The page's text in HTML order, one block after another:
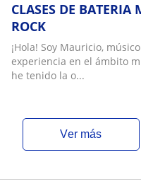
CLASES DE BATERIA
ROCK
¡Hola! Soy Mauricio,
experiencia en el ámbito
he tenido la o...
ver más